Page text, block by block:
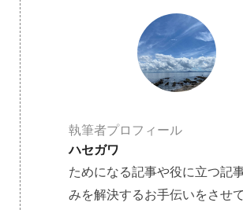
執筆者プロフィール
ハセガワ
ためになる記事や役に立つ記
みを解決するお手伝いをさせ